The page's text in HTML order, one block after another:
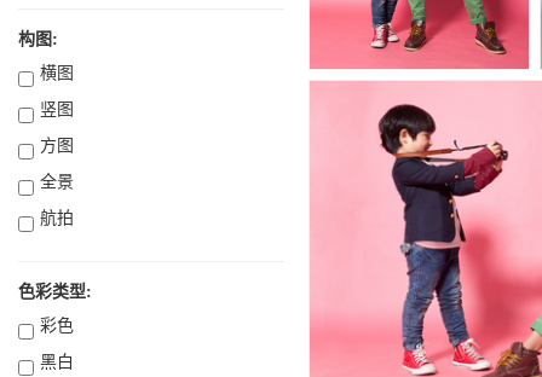
构图:
横图
竖图
方图
全景
航拍
色彩类型:
彩色
黑白